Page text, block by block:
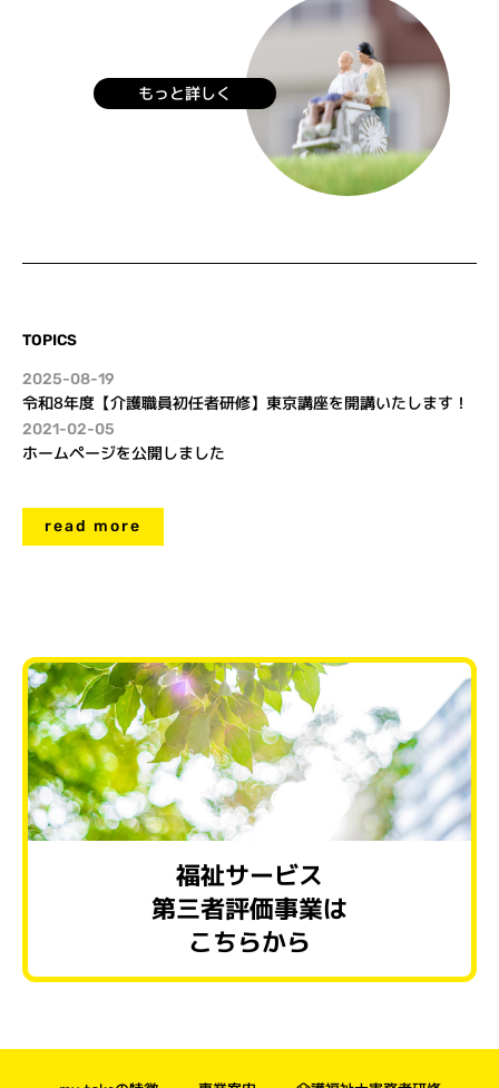
もっと詳しく
TOPICS
2025-08-19
令和8年度【介護職員初任者研修】東京講座を開講いたします！
2021-02-05
ホームページを公開しました
read more
福祉サービス
第三者評価事業は
こちらから